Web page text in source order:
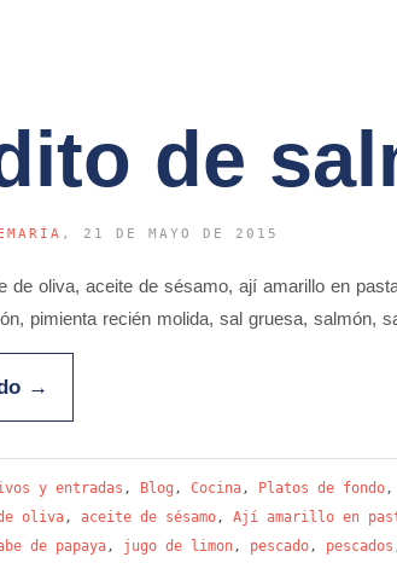
de
, 21 DE MAYO DE 2015
de oliva, aceite de sésamo, ají amarillo en
pimienta recién molida, sal gruesa, salmón,
→
y entradas , Blog , Cocina, Platos de fondo,
oliva, aceite de sésamo, Ají amarillo en
de papaya, jugo de limon, pescado, pescados